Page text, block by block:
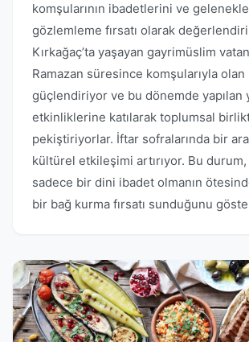
komşularının ibadetlerini ve
gözlemleme fırsatı olarak
Kırkağaç’ta yaşayan gayrimüslim
Ramazan süresince komşularıyla
güçlendiriyor ve bu dönemde yapılan
etkinliklerine katılarak toplumsal
pekiştiriyorlar. İftar sofralarında bir
kültürel etkileşimi artırıyor. Bu durum,
sadece bir dini ibadet olmanın
bir bağ kurma fırsatı sunduğunu